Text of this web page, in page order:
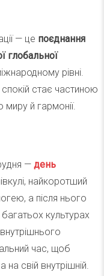
— це поєднання
глобальної
рівні.
стає частиною
й гармонії.
— день
найкоротший
а після нього
культурах
час, щоб
на свій внутрішній.